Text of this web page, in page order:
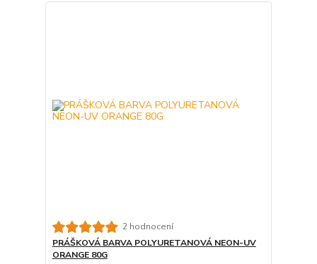
2 hodnocení
PRÁŠKOVÁ BARVA POLYURETANOVÁ NEON-UV
ORANGE 80G